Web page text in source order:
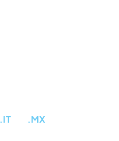
.IT
.MX